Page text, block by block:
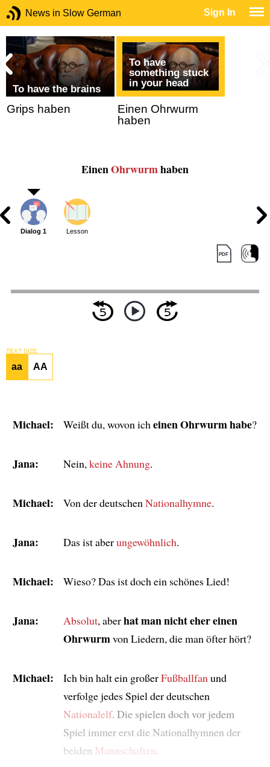
News in Slow German Sign In
To have the brains
Grips haben
To have
something stuck
in your head
Einen Ohrwurm
haben
EinenOhrwurmhaben
Dialog 1 Lesson
TEXT SIZE
aa AA
Michael: Weißt du, wovon ich einen Ohrwurm habe?
Jana: Nein, keine Ahnung.
Michael: Von der deutschen Nationalhymne.
Jana: Das ist aberungewöhnlich.
Michael: Wieso? Das ist doch ein schönes Lied!
Jana: Absolut, aberhat man nicht eher einen
Ohrwurmvon Liedern, die man öfter hört?
Michael: Ich bin halt ein großerFußballfan und
verfolge jedes Spiel der deutschen
Nationalelf. Die spielen doch vor jedem
Spiel immer erst die Nationalhymnen der
beiden Mannschaften.